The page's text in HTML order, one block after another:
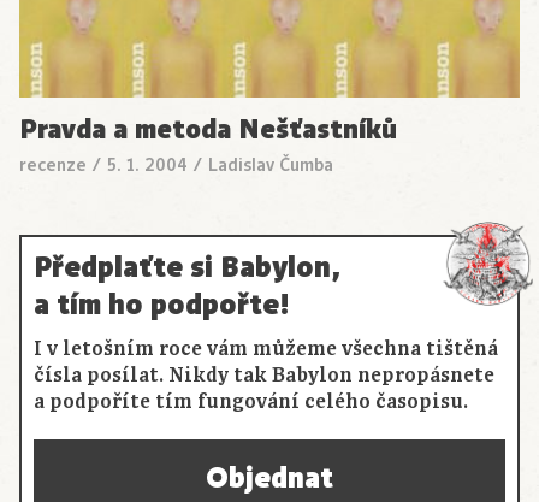
Pravda a metoda Nešťastníků
recenze / 5. 1. 2004 / Ladislav Čumba
Předplaťte si Babylon,
a tím ho podpořte!
I v letošním roce vám můžeme všechna tištěná
čísla posílat. Nikdy tak Babylon nepropásnete
a podpoříte tím fungování celého časopisu.
Objednat